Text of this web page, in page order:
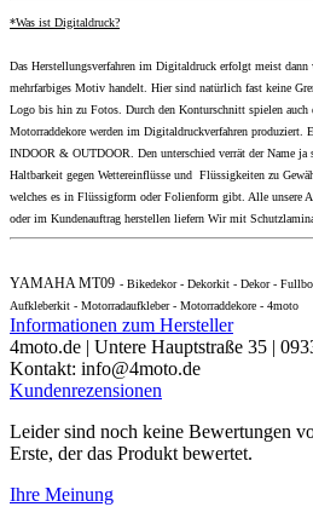
*Was ist Digitaldruck?
Das Herstellungsverfahren im Digitaldruck erfolgt meist
mehrfarbiges Motiv handelt. Hier sind natürlich fast keine
Logo bis hin zu Fotos. Durch den Konturschnitt spielen
Motorraddekore werden im Digitaldruckverfahren produziert.
INDOOR & OUTDOOR. Den unterschied verrät der Name
Haltbarkeit gegen Wettereinflüsse und Flüssigkeiten zu
welches es in Flüssigform oder Folienform gibt. Alle unsere
oder im Kundenauftrag herstellen liefern Wir mit
YAMAHA MT09 - Bikedekor - Dekorkit - Dekor -
Aufkleberkit - Motorradaufkleber - Motorraddekore - 4moto
Informationen zum Hersteller
4moto.de | Untere Hauptstraße 35 |
Kontakt: info@4moto.de
Kundenrezensionen
Leider sind noch keine Bewertungen
Erste, der das Produkt bewertet.
Ihre Meinung